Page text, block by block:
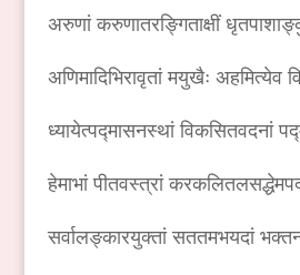
अरुणां करुणातरङ्गिताक्षीं
अणिमादिभिरावृतां मयुखैः अहमित्येव
ध्यायेत्पद्मासनस्थां विकसितवदनां
हेमाभां पीतवस्त्रां
सर्वालङ्कारयुक्तां सततमभयदां